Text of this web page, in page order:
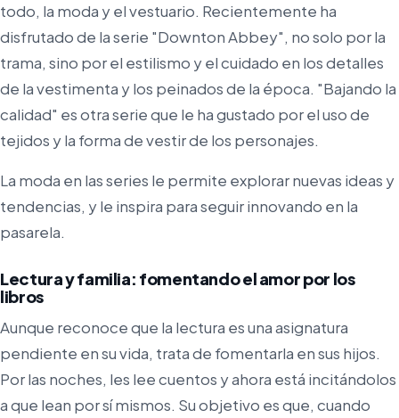
todo, la moda y el vestuario. Recientemente ha
disfrutado de la serie "Downton Abbey", no solo por la
trama, sino por el estilismo y el cuidado en los detalles
de la vestimenta y los peinados de la época. "Bajando la
calidad" es otra serie que le ha gustado por el uso de
tejidos y la forma de vestir de los personajes.
La moda en las series le permite explorar nuevas ideas y
tendencias, y le inspira para seguir innovando en la
pasarela.
Lectura y familia: fomentando el amor por los
libros
Aunque reconoce que la lectura es una asignatura
pendiente en su vida, trata de fomentarla en sus hijos.
Por las noches, les lee cuentos y ahora está incitándolos
a que lean por sí mismos. Su objetivo es que, cuando